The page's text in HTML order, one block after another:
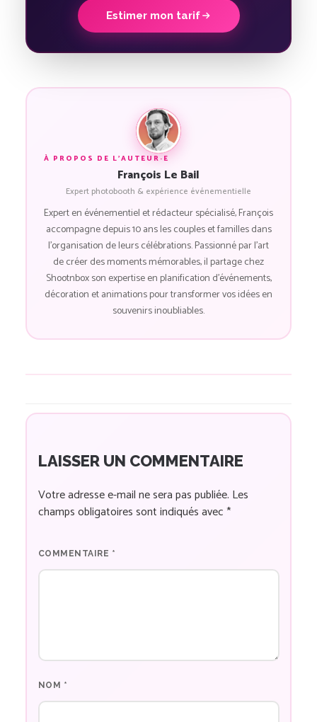
Estimer mon tarif
À PROPOS DE L'AUTEUR·E
François Le Bail
Expert photobooth & expérience événementielle
Expert en événementiel et rédacteur spécialisé, François
accompagne depuis 10 ans les couples et familles dans
l'organisation de leurs célébrations. Passionné par l'art
de créer des moments mémorables, il partage chez
Shootnbox son expertise en planification d'événements,
décoration et animations pour transformer vos idées en
souvenirs inoubliables.
LAISSER UN COMMENTAIRE
Votre adresse e-mail ne sera pas publiée. Les
champs obligatoires sont indiqués avec *
COMMENTAIRE *
NOM *